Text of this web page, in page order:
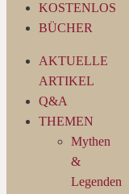
KOSTENLOS
BÜCHER
AKTUELLE
ARTIKEL
Q&A
THEMEN
Mythen
&
Legenden